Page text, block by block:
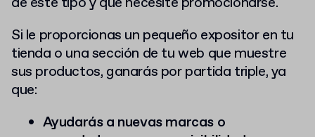
Si le proporcionas un pequeño expositor en tu
tienda o una sección de tu web que muestre
sus productos, ganarás por partida triple, ya
que:
Ayudarás a nuevas marcas o